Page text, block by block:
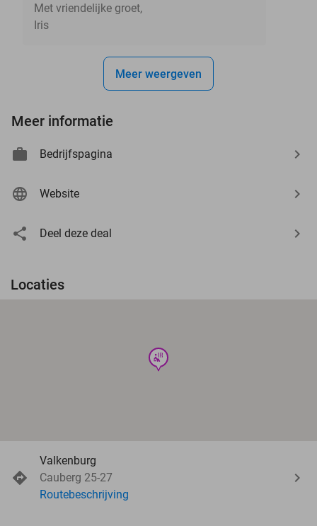
Met vriendelijke groet,
Iris
Meer weergeven
Meer informatie
Bedrijfspagina
Website
Deel deze deal
Locaties
wellness
Valkenburg
Cauberg 25-27
Routebeschrijving